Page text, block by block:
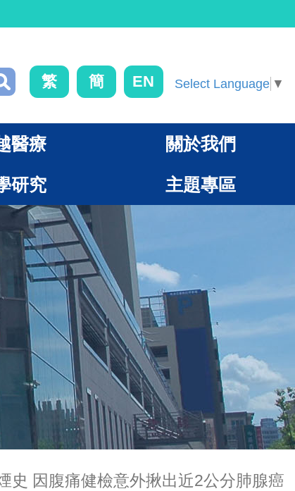
繁 簡 EN Select Language ▼
醫療 關於我們
研究 主題專區
史 因腹痛健檢意外揪出近2公分肺腺癌